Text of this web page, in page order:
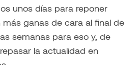
unos días para reponer
ganas de cara al final de
semanas para eso y, de
la actualidad en